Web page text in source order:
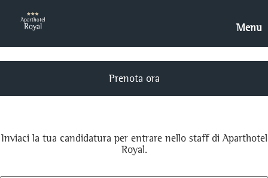
Menu
Escape
Dove siamo
Prenota ora
Inviaci la tua candidatura per entrare nello staff di Aparthotel
Royal.